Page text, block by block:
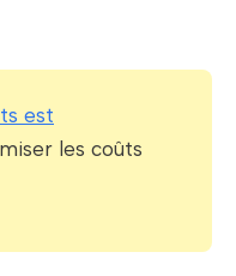
est
les coûts